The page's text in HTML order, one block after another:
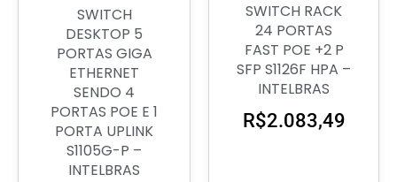
SWITCH
DESKTOP 5
PORTAS GIGA
ETHERNET
SENDO 4
PORTAS POE E 1
PORTA UPLINK
S1105G-P –
INTELBRAS
SWITCH RACK
24 PORTAS
FAST POE +2 P
SFP S1126F HPA –
INTELBRAS
R$2.083,49